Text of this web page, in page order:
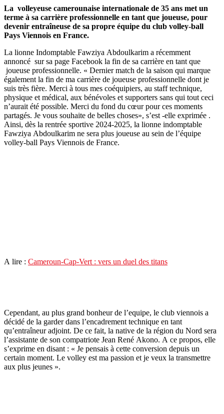
La volleyeuse camerounaise internationale de 35 ans met un
terme à sa carrière professionnelle en tant que joueuse, pour
devenir entraîneuse de sa propre équipe du club volley-ball
Pays Viennois en France.
La lionne Indomptable Fawziya Abdoulkarim a récemment
annoncé sur sa page Facebook la fin de sa carrière en tant que
joueuse professionnelle. « Dernier match de la saison qui marque
également la fin de ma carrière de joueuse professionnelle dont je
suis très fière. Merci à tous mes coéquipiers, au staff technique,
physique et médical, aux bénévoles et supporters sans qui tout ceci
n’aurait été possible. Merci du fond du cœur pour ces moments
partagés. Je vous souhaite de belles choses», s’est -elle exprimée .
Ainsi, dès la rentrée sportive 2024-2025, la lionne indomptable
Fawziya Abdoulkarim ne sera plus joueuse au sein de l’équipe
volley-ball Pays Viennois de France.
A lire : Cameroun-Cap-Vert : vers un duel des titans
Cependant, au plus grand bonheur de l’equipe, le club viennois a
décidé de la garder dans l’encadrement technique en tant
qu’entraîneur adjoint. De ce fait, la native de la région du Nord sera
l’assistante de son compatriote Jean René Akono. A ce propos, elle
s’exprime en disant : « Je pensais à cette conversion depuis un
certain moment. Le volley est ma passion et je veux la transmettre
aux plus jeunes ».